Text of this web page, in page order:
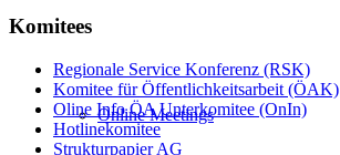
Online Meetings
Komitees
Regionale Service Konferenz (RSK)
Komitee für Öffentlichkeitsarbeit (ÖAK)
Oline Info ÖA Unterkomitee (OnIn)
Hotlinekomitee
Strukturpapier AG